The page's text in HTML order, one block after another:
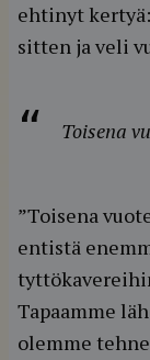
ehtinyt
sitten ja veli
Toisena
”Toisena
entistä
Tapaamme
olemme